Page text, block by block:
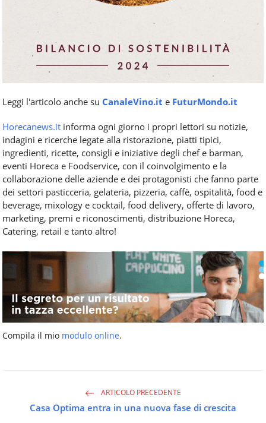
Leggi l'articolo anche su CanaleVino.it e FuturMondo.it
Horecanews.it informa ogni giorno i propri lettori su notizie,
indagini e ricerche legate alla ristorazione, piatti tipici,
ingredienti, ricette, consigli e iniziative degli chef e barman,
eventi Horeca e Foodservice, con il coinvolgimento e la
collaborazione delle aziende e dei protagonisti che fanno parte
dei settori pasticceria, gelateria, pizzeria, caffè, ospitalità, food e
beverage, mixology e cocktail, food delivery, offerte di lavoro,
marketing, premi e riconoscimenti, distribuzione Horeca,
Catering, retail e tanto altro!
Compila il mio modulo online.
ARTICOLO PRECEDENTE
Casa Optima entra in una nuova fase di crescita